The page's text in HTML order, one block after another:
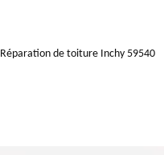
Réparation de toiture Inchy 59540